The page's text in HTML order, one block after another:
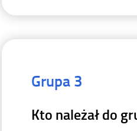
Grupa 3
Kto należał do